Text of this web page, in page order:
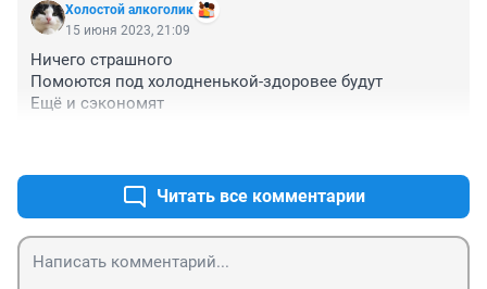
Холостой алкоголик
15 июня 2023, 21:09
Ничего страшного
Помоются под холодненькой-здоровее будут
Ещё и сэкономят
Читать все комментарии